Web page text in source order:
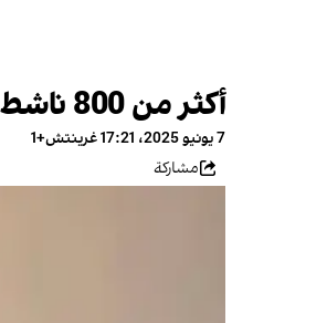
أكثر من 800 ناشط سياسي ومدني يحذرون من تدهور صحة معتقل إيراني بارز
7 يونيو 2025، 17:21 غرينتش+1
مشاركة